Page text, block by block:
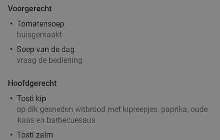
Voorgerecht
Tomatensoep
huisgemaakt
Soep van de dag
vraag de bediening
Hoofdgerecht
Tosti kip
op dik gesneden witbrood met kipreepjes, paprika, oude
kaas en barbecuesaus
Tosti zalm